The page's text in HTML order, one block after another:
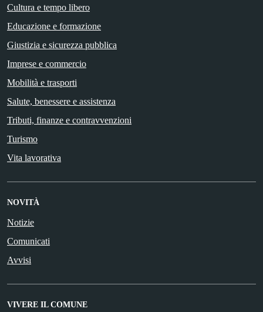
Cultura e tempo libero
Educazione e formazione
Giustizia e sicurezza pubblica
Imprese e commercio
Mobilità e trasporti
Salute, benessere e assistenza
Tributi, finanze e contravvenzioni
Turismo
Vita lavorativa
NOVITÀ
Notizie
Comunicati
Avvisi
VIVERE IL COMUNE